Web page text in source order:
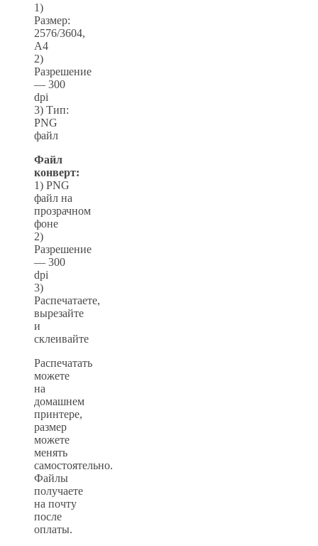
1)
Размер:
2576/3604,
А4
2)
Разрешение
— 300
dpi
3) Тип:
PNG
файл
Файл
конверт:
1) PNG
файл на
прозрачном
фоне
2)
Разрешение
— 300
dpi
3)
Распечатаете,
вырезайте
и
склеивайте
Распечатать
можете
на
домашнем
принтере,
размер
можете
менять
самостоятельно.
Файлы
получаете
на почту
после
оплаты.